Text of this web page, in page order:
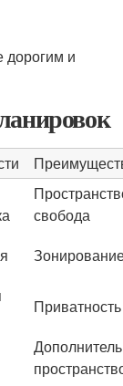
дорогим и
свобода
Приватность